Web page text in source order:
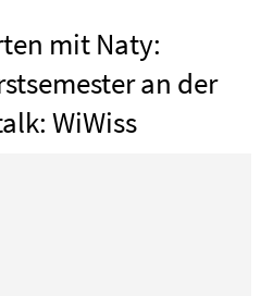
mit Naty:
an der
WiWiss